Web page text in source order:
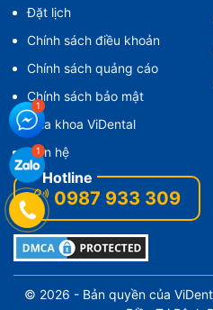
Đặt lịch
Chính sách điều khoản
Chính sách quảng cáo
Chính sách bảo mật
Nha khoa ViDental
Liên hệ
0987 933 309
© 2026 - Bản quyền của